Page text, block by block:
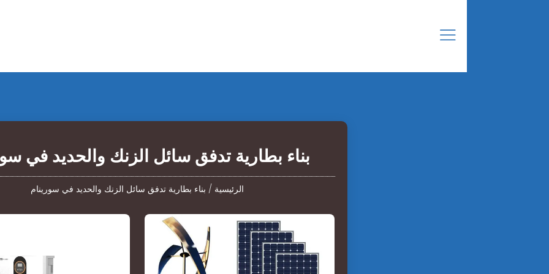
بناء بطارية تدفق سائل الزنك والحديد في
الرئيسية / بناء بطارية تدفق سائل الزنك والحديد في سورينام